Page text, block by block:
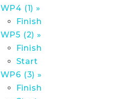
WP4 (1) »
Finish
WP5 (2) »
Finish
Start
WP6 (3) »
Finish